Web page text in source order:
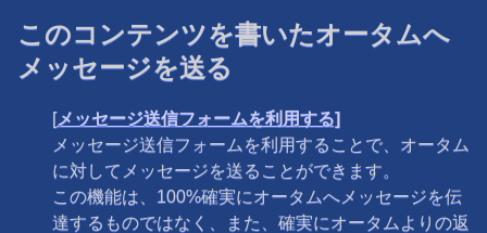
このコンテンツを書いたオータムへ
メッセージを送る
[メッセージ送信フォームを利用する]
メッセージ送信フォームを利用することで、オータム
に対してメッセージを送ることができます。
この機能は、100%確実にオータムへメッセージを伝
達するものではなく、また、確実にオータムよりの返